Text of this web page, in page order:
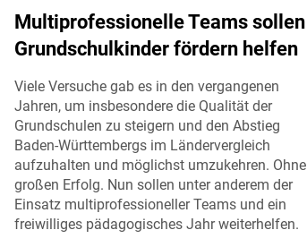
Multiprofessionelle Teams sollen
Grundschulkinder fördern helfen
Viele Versuche gab es in den vergangenen
Jahren, um insbesondere die Qualität der
Grundschulen zu steigern und den Abstieg
Baden-Württembergs im Ländervergleich
aufzuhalten und möglichst umzukehren. Ohne
großen Erfolg. Nun sollen unter anderem der
Einsatz multiprofessioneller Teams und ein
freiwilliges pädagogisches Jahr weiterhelfen.